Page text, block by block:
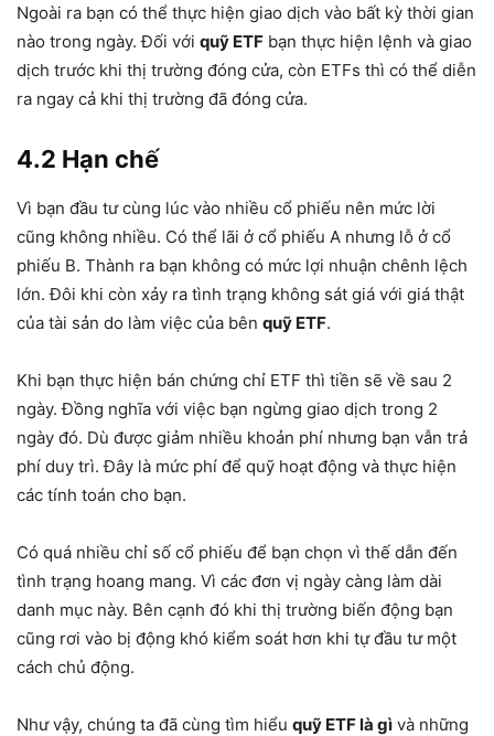
Ngoài ra bạn có thể thực hiện giao dịch vào bất kỳ thời gian
nào trong ngày. Đối với quỹ ETF bạn thực hiện lệnh và giao
dịch trước khi thị trường đóng cửa, còn ETFs thì có thể diễn
ra ngay cả khi thị trường đã đóng cửa.
4.2 Hạn chế
Vì bạn đầu tư cùng lúc vào nhiều cổ phiếu nên mức lời
cũng không nhiều. Có thể lãi ở cổ phiếu A nhưng lỗ ở cổ
phiếu B. Thành ra bạn không có mức lợi nhuận chênh lệch
lớn. Đôi khi còn xảy ra tình trạng không sát giá với giá thật
của tài sản do làm việc của bên quỹ ETF.
Khi bạn thực hiện bán chứng chỉ ETF thì tiền sẽ về sau 2
ngày. Đồng nghĩa với việc bạn ngừng giao dịch trong 2
ngày đó. Dù được giảm nhiều khoản phí nhưng bạn vẫn trả
phí duy trì. Đây là mức phí để quỹ hoạt động và thực hiện
các tính toán cho bạn.
Có quá nhiều chỉ số cổ phiếu để bạn chọn vì thế dẫn đến
tình trạng hoang mang. Vì các đơn vị ngày càng làm dài
danh mục này. Bên cạnh đó khi thị trường biến động bạn
cũng rơi vào bị động khó kiểm soát hơn khi tự đầu tư một
cách chủ động.
Như vậy, chúng ta đã cùng tìm hiểu quỹ ETF là gì và những